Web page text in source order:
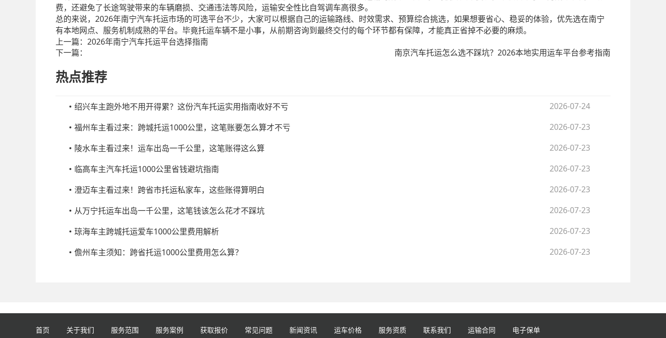
费，还避免了长途驾驶带来的车辆磨损、交通违法等风险，运输安全性比自驾调车高很多。
总的来说， 2026年南宁汽车托运市场的可选平台不少，大家可以根据自己的运输路线、时效需求、预算综合挑选，如果想要省心、稳妥的体验，优先选在南宁
有本地网点、服务机制成熟的平台。毕竟托运车辆不是小事，从前期咨询到最终交付的每个环节都有保障，才能真正省掉不必要的麻烦。
上一篇： 2026年南宁汽车托运平台选择指南
下一篇：
南京汽车托运怎么选不踩坑？2026本地实用运车平台参考指南
热点推荐
绍兴车主跑外地不用开得累？这份汽车托运实用指南收好不亏
2026-07-24
福州车主看过来：跨城托运1000公里，这笔账要怎么算才不亏
2026-07-23
陵水车主看过来！运车出岛一千公里，这笔账得这么算
2026-07-23
临高车主汽车托运1000公里省钱避坑指南
2026-07-23
澄迈车主看过来！跨省市托运私家车，这些账得算明白
2026-07-23
从万宁托运车出岛一千公里，这笔钱该怎么花才不踩坑
2026-07-23
琼海车主跨城托运爱车1000公里费用解析
2026-07-23
儋州车主须知：跨省托运1000公里费用怎么算？
2026-07-23
首页 关于我们 服务范围 服务案例 获取报价 常见问题 新闻资讯 运车价格 服务资质 联系我们 运输合同 电子保单